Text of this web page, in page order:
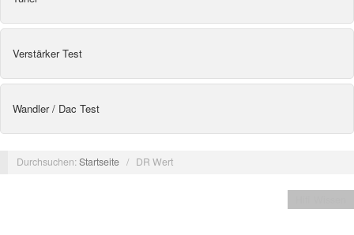
Verstärker Test
Wandler / Dac Test
Durchsuchen:Startseite / DR Wert